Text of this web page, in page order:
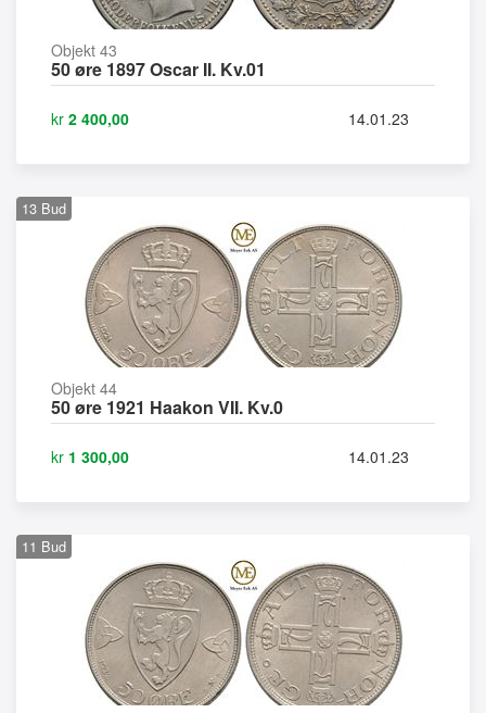
Objekt 43
50 øre 1897 Oscar II. Kv.01
kr 2 400,00 14.01.23
13 Bud
Objekt 44
50 øre 1921 Haakon VII. Kv.0
kr 1 300,00 14.01.23
11 Bud